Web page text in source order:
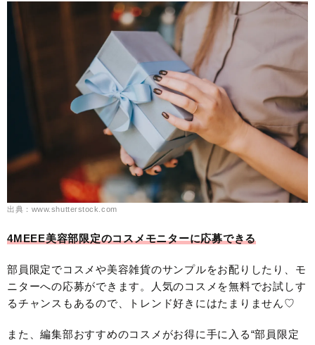
出典：www.shutterstock.com
4MEEE美容部限定のコスメモニターに応募できる
部員限定でコスメや美容雑貨のサンプルをお配りしたり、モ
ニターへの応募ができます。人気のコスメを無料でお試しす
るチャンスもあるので、トレンド好きにはたまりません♡
また、編集部おすすめのコスメがお得に手に入る“部員限定